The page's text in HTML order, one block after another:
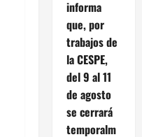
informa
que, por
trabajos de
la CESPE,
del 9 al 11
de agosto
se cerrará
temporalm